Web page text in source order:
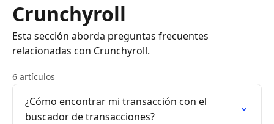
Crunchyroll
Esta sección aborda preguntas frecuentes
relacionadas con Crunchyroll.
6 artículos
¿Cómo encontrar mi transacción con el
buscador de transacciones?